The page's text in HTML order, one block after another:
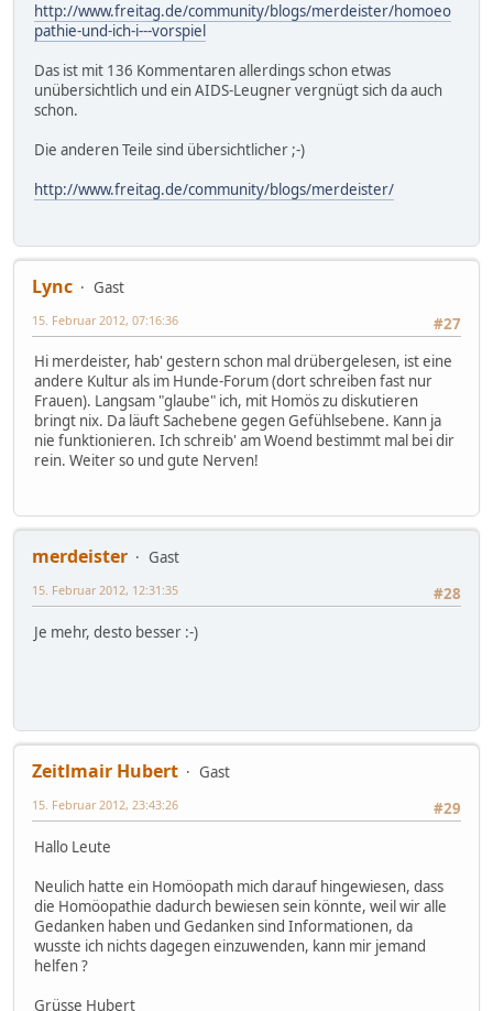
http://www.freitag.de/community/blogs/merdeister/homoeo
pathie-und-ich-i---vorspiel
Das ist mit 136 Kommentaren allerdings schon etwas
unübersichtlich und ein AIDS-Leugner vergnügt sich da auch
schon.
Die anderen Teile sind übersichtlicher ;-)
http://www.freitag.de/community/blogs/merdeister/
Lync
Gast
#27
15. Februar 2012, 07:16:36
Hi merdeister, hab' gestern schon mal drübergelesen, ist eine
andere Kultur als im Hunde-Forum (dort schreiben fast nur
Frauen). Langsam "glaube" ich, mit Homös zu diskutieren
bringt nix. Da läuft Sachebene gegen Gefühlsebene. Kann ja
nie funktionieren. Ich schreib' am Woend bestimmt mal bei dir
rein. Weiter so und gute Nerven!
merdeister
Gast
#28
15. Februar 2012, 12:31:35
Je mehr, desto besser :-)
Zeitlmair Hubert
Gast
#29
15. Februar 2012, 23:43:26
Hallo Leute
Neulich hatte ein Homöopath mich darauf hingewiesen, dass
die Homöopathie dadurch bewiesen sein könnte, weil wir alle
Gedanken haben und Gedanken sind Informationen, da
wusste ich nichts dagegen einzuwenden, kann mir jemand
helfen ?
Grüsse Hubert